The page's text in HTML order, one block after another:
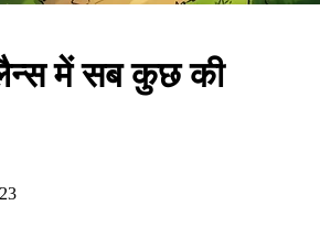
में सब कुछ की